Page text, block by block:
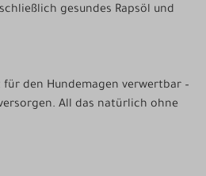
gesundes Rapsöl und
den Hundemagen verwertbar –
All das natürlich ohne